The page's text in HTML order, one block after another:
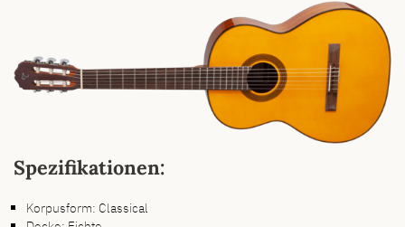
Spezifikationen:
Korpusform: Classical